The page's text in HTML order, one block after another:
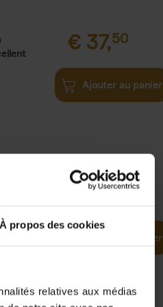
À propos des cookies
relatives aux médias
€ 37,50
Ajouter au panier
world 29,99
Ajouter au panier